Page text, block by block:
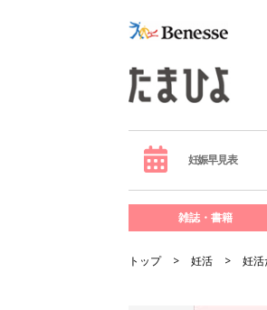
妊娠早見表
雑誌・書籍
トップ 妊活 妊